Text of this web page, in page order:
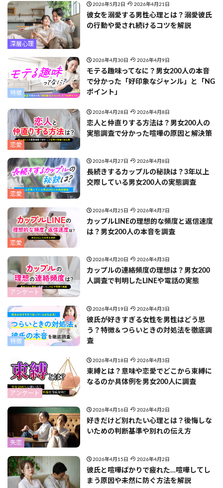
深層心理
2026年5月2日 2026年4月21日
彼女を溺愛する男性心理とは？溺愛彼氏
の行動や愛され続けるコツを解説
特徴
2026年4月30日 2026年4月9日
モテる趣味ってなに？男女200人の本音
で分かった「好印象なジャンル」と「NG
ポイント」
恋愛
2026年4月28日 2026年4月8日
恋人と仲直りする方法は？男女200人の
実態調査で分かった喧嘩の原因と解決策
恋愛
2026年4月27日 2026年4月8日
長続きするカップルの秘訣は？3年以上
交際している男女200人の実態調査
恋愛
2026年4月25日 2026年4月7日
カップルLINEの理想的な頻度と返信速度
は？男女200人の本音を調査
アンケート
2026年4月20日 2026年4月3日
カップルの連絡頻度の理想は？男女200
人調査で判明したLINEや電話の実態
特徴
2026年4月19日 2026年4月3日
彼氏が好きすぎる女性を男性はどう思
う？特徴＆つらいときの対処法を徹底調
査
アンケート
2026年4月18日 2026年4月3日
束縛とは？意味や恋愛でどこから束縛に
なるのか具体例を男女200人に調査
失恋
2026年4月16日 2026年4月2日
好きだけど別れたい心理とは？後悔しな
いための判断基準や別れの伝え方
2026年4月15日 2026年4月2日
彼氏と喧嘩ばかりで疲れた…喧嘩してし
まう原因や未然に防ぐ方法を解説